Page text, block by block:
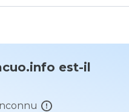
est-il